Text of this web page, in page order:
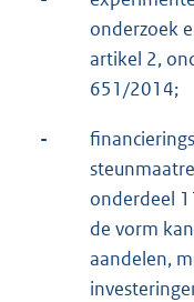
onderzoek
artikel 2,
651/2014;
-
onderdeel
de vorm
aandelen,